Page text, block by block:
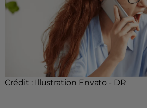
Crédit : Illustration Envato - DR